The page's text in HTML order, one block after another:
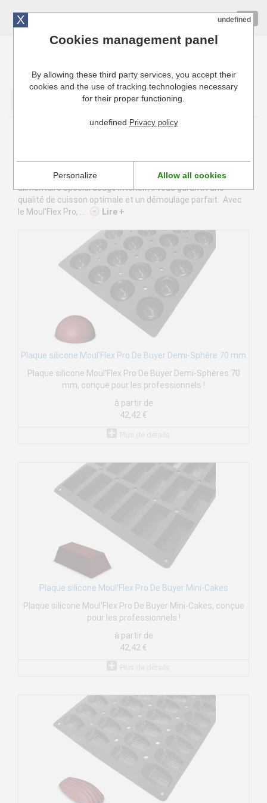
Cuisinresto: Ustensiles de cuisine pour professionnels
Le Moul'Flex Pro a été entièrement conçu pour une
utilisation professionnelle. Réalisé dans une silicone
alimentaire spécial usage intensif, il vous garantit une
qualité de cuisson optimale et un démoulage parfait. Avec
le Moul'Flex Pro, ...
Lire +
Plaque silicone Moul'Flex Pro De Buyer Demi-Sphère 70 mm
Plaque silicone Moul'Flex Pro De Buyer Demi-Sphères 70
mm, conçue pour les professionnels !
à partir de
42,42 €
Plaque silicone Moul'Flex Pro De Buyer Mini-Cakes
Plaque silicone Moul'Flex Pro De Buyer Mini-Cakes, conçue
pour les professionnels !
à partir de
42,42 €
X undefined
Cookies management panel
By allowing these third party services, you accept their
cookies and the use of tracking technologies necessary
for their proper functioning.
undefined Privacy policy
Personalize Allow all cookies